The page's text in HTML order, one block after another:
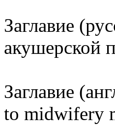
Заглавие
акушерской
Заглавие
to midwifery